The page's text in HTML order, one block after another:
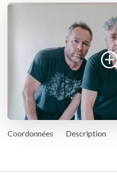
Coordonnées Description